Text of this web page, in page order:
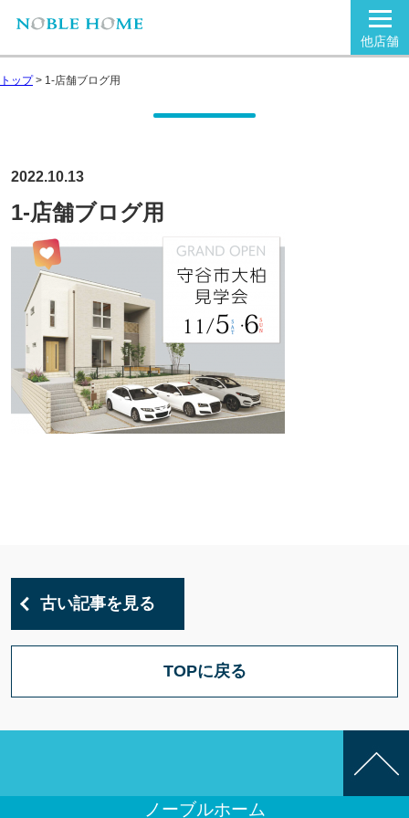
他店舗
トップ> 1-店舗ブログ用
2022.10.13
1-店舗ブログ用
古い記事を見る
TOPに戻る
ノーブルホーム